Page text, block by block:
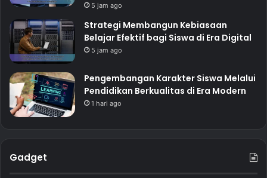
5 jam ago
Strategi Membangun Kebiasaan
Belajar Efektif bagi Siswa di Era Digital
5 jam ago
Pengembangan Karakter Siswa Melalui
Pendidikan Berkualitas di Era Modern
1 hari ago
Gadget